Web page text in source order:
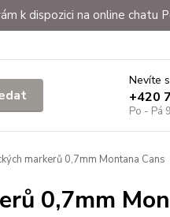
k dispozici na online chatu
Nevíte
+420
Po - Pá
markerů 0,7mm Montana Cans
0,7mm